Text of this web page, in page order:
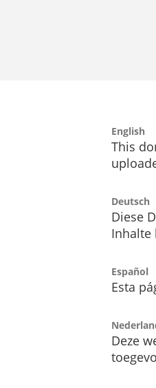
English
This
Deutsch
Diese
Inhalte
Español
Esta
Deze